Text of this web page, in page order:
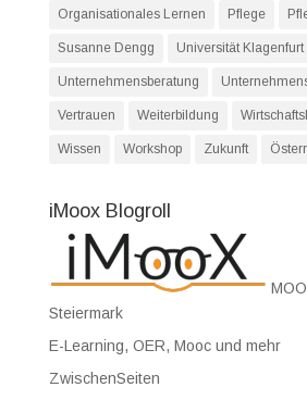
Organisationales Lernen Pflege
Susanne Dengg Universität Klagenfurt
Unternehmensberatung
Vertrauen Weiterbildung
Wissen Workshop Zukunft
iMoox Blogroll
Steiermark
E-Learning, OER, Mooc und mehr
ZwischenSeiten